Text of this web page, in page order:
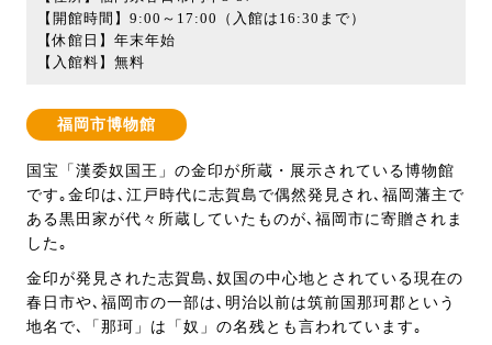
【開館時間】9:00～17:00（入館は16:30まで）
【休館日】年末年始
【入館料】無料
福岡市博物館
国宝「漢委奴国王」の金印が所蔵・展示されている博物館
です｡金印は､江戸時代に志賀島で偶然発見され､福岡藩主で
ある黒田家が代々所蔵していたものが､福岡市に寄贈されま
した｡
金印が発見された志賀島､奴国の中心地とされている現在の
春日市や､福岡市の一部は､明治以前は筑前国那珂郡という
地名で､「那珂」は「奴」の名残とも言われています｡